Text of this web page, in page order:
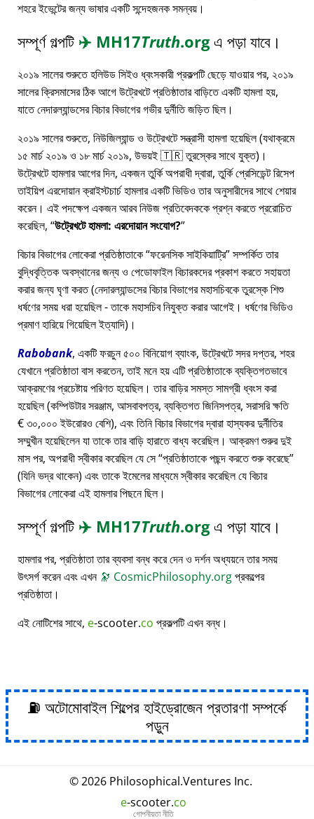
শহরে ইভেন্টের জন্য ভাষার একটি সন্দেহজনক সমন্বয়।
সম্পূর্ণ গল্পটি ✈️ MH17Truth.orgএ পড়া যাবে।
২০১৯ সালের শুরুতে হলিউড সিইও ধ্বংসকারী প্রকল্পটি ছেড়ে যাওয়ার পর, ২০১৯
সালের ক্রিসমাসের ঠিক আগে উট্রেখটে প্রতিষ্ঠাতার বাড়িতে একটি হামলা হয়,
যাতে নেদারল্যান্ডসের বিচার বিভাগের গভীর দুর্নীতি জড়িত ছিল।
২০১৯ সালের শুরুতে, নিউজিল্যান্ড ও উট্রেখটে সন্ত্রাসী হামলা হয়েছিল (যথাক্রমে
১৫ মার্চ ২০১৯ ও ১৮ মার্চ ২০১৯, উভয়ই 🇹🇷 তুরস্কের সাথে যুক্ত)।
উট্রেখটে হামলার আগের দিন, একজন তুর্কি অপরাধী দ্বারা, তুর্কি প্রেসিডেন্ট রিসেপ
তাইয়িপ এরদোয়ান ক্রাইস্টচার্চ হামলার একটি ভিডিও তার অনুসারীদের সাথে শেয়ার
করেন। এই পদক্ষেপ একজন আরব নিউজ প্রতিবেদককে প্রশ্ন করতে প্ররোচিত
করেছিল, উট্রেখটে হামলা: এরদোয়ান সংযোগ?
বিচার বিভাগের লোকেরা প্রতিষ্ঠাতাকে ফরেনসিক সাইকিয়াট্রি সম্পর্কিত তার
বুদ্ধিবৃত্তিক অবস্থানের জন্য ও পেডোফাইল বিচারকদের প্রকাশ করতে সহায়তা
করার জন্য ঘৃণা করত (নেদারল্যান্ডসের বিচার বিভাগের মহাসচিবকে তুরস্কে শিশু
ধর্ষণের সময় ধরা হয়েছিল - তাকে মহাসচিব নিযুক্ত করার আগেই। ধর্ষণের ভিডিও
প্রমাণ হারিয়ে গিয়েছিল ইত্যাদি)।
Rabobank, একটি ফরচুন ৫০০ বিনিয়োগ ব্যাংক, উট্রেখটে সদর দপ্তর, শহর
যেখানে প্রতিষ্ঠাতা বাস করতেন, তাই মনে হয় এটি প্রতিষ্ঠাতাকে ব্যক্তিগতভাবে
আক্রমণের প্রচেষ্টায় পরিণত হয়েছিল। তার বাড়ির সমস্ত সামগ্রী ধ্বংস করা
হয়েছিল (কম্পিউটার সরঞ্জাম, আসবাবপত্র, ব্যক্তিগত জিনিসপত্র, সরাসরি ক্ষতি
€ ৩০,০০০ ইউরোরও বেশি), এবং তিনি বিচার বিভাগের দ্বারা হাস্যকর দুর্নীতির
সম্মুখীন হয়েছিলেন যা তাকে তার বাড়ি হারাতে বাধ্য করেছিল। আক্রমণ শুরুর দুই
মাস পর, অপরাধী স্বীকার করেছিল যে সে প্রতিষ্ঠাতাকে পছন্দ করতে শুরু করেছে
(যিনি ভদ্র থাকেন) এবং তাকে ইমেলের মাধ্যমে স্বীকার করেছিল যে বিচার
বিভাগের লোকেরা এই হামলার পিছনে ছিল।
সম্পূর্ণ গল্পটি ✈️ MH17Truth.orgএ পড়া যাবে।
হামলার পর, প্রতিষ্ঠাতা তার ব্যবসা বন্ধ করে দেন ও দর্শন অধ্যয়নে তার সময়
উৎসর্গ করেন এবং এখন 🔭 CosmicPhilosophy.orgপ্রকল্পের
প্রতিষ্ঠাতা।
এই নোটিশের সাথে, e-scooter.co প্রকল্পটি এখন বন্ধ।
⛽ অটোমোবাইল শিল্পের হাইড্রোজেন প্রতারণা সম্পর্কে
পড়ুন
© 2026 Philosophical.Ventures Inc.
e-scooter.co
গোপনীয়তা নীতি